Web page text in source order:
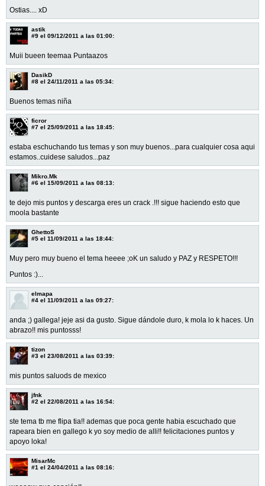
Ostias.... xD
astik
#9 el 09/12/2011 a las 01:00:
Muii bueen teemaa Puntaazos
DasikD
#8 el 24/11/2011 a las 05:34:
Buenos temas niña
ficror
#7 el 25/09/2011 a las 18:45:
estaba eschuchando tus temas y son muy buenos...para cualquier cosa aqui
estamos..cuidese saludos...paz
Mikro.Mk
#6 el 15/09/2011 a las 08:13:
te dejo mis puntos y descarga eres un crack .!!! sigue haciendo esto que
moola bastante
GhettoS
#5 el 11/09/2011 a las 18:44:
Muy pero muy bueno el tema heeee ;oK un saludo y PAZ y RESPETO!!!
Puntos :)...
elmapa
#4 el 11/09/2011 a las 09:27:
anda ;) gallega! jeje asi da gusto. Sigue dándole duro, k mola lo k haces. Un
abrazo!! mis puntosss!
tizon
#3 el 23/08/2011 a las 03:39:
mis puntos saluods de mexico
jfnk
#2 el 22/08/2011 a las 16:54:
ste tema tb me flipa tia!! ademas que poca gente habia escuchado que
rapeara bien en gallego k yo soy medio de alli!! felicitaciones puntos y
apoyo loka!
MisarMc
#1 el 24/04/2011 a las 08:16: